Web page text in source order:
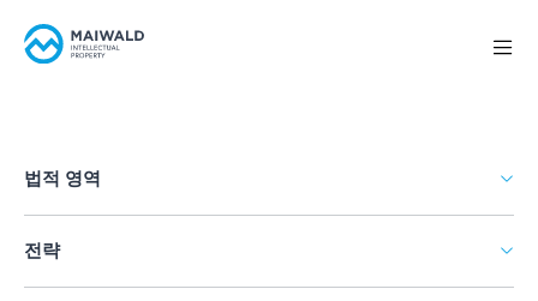
법적 영역
전략